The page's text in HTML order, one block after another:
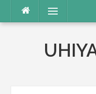
テ
メニュー